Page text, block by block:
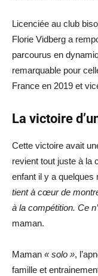
Licenciée au club
Florie Vidberg a
parcourus en
remarquable pour
France en 2019 et
La victoire
Cette victoire avait
revient tout juste à la
enfant il y a quelques
tient à cœur de
à la compétition. Ce
maman.
Maman « solo »,
famille et